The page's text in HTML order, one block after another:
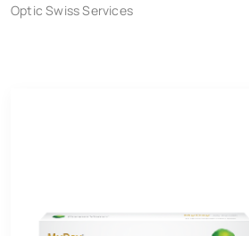
Optic Swiss Services